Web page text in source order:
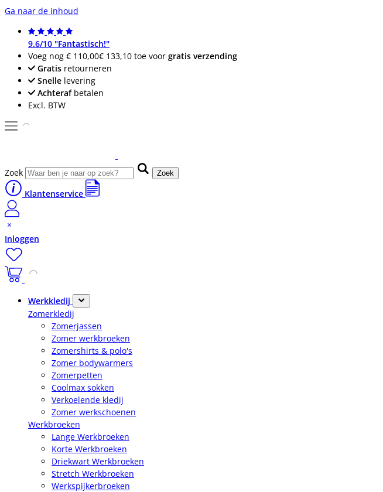
Ga naar de inhoud
9.6/10 "Fantastisch!"
Voeg nog € 110,00€ 133,10 toe voor gratis verzending
Gratis retourneren
Snelle levering
Achterafbetalen
Excl. BTW
Zoek Zoek
Klantenservice
Inloggen
Werkkledij
Zomerkledij
Zomerjassen
Zomer werkbroeken
Zomershirts & polo's
Zomer bodywarmers
Zomerpetten
Coolmax sokken
Verkoelende kledij
Zomer werkschoenen
Werkbroeken
Lange Werkbroeken
Korte Werkbroeken
Driekwart Werkbroeken
Stretch Werkbroeken
Werkspijkerbroeken